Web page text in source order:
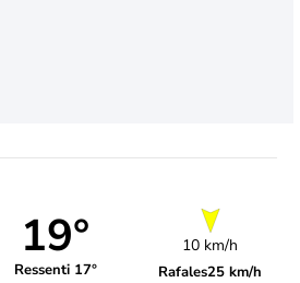
19°
Ressenti 17°
10 km/h
Rafales25 km/h